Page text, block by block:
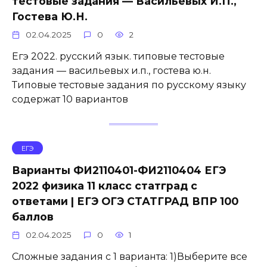
Гостева Ю.Н.
02.04.2025 0 2
Егэ 2022. русский язык. типовые тестовые
задания — васильевых и.п., гостева ю.н.
Типовые тестовые задания по русскому языку
содержат 10 вариантов
ЕГЭ
Варианты ФИ2110401-ФИ2110404 ЕГЭ
2022 физика 11 класс статград с
ответами | ЕГЭ ОГЭ СТАТГРАД ВПР 100
баллов
02.04.2025 0 1
Сложные задания с 1 варианта: 1)Выберите все